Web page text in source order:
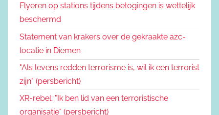
Flyeren op stations tijdens betogingen is wettelijk
beschermd
Statement van krakers over de gekraakte azc-
locatie in Diemen
"Als levens redden terrorisme is, wil ik een terrorist
zijn" (persbericht)
XR-rebel: "Ik ben lid van een terroristische
organisatie" (persbericht)